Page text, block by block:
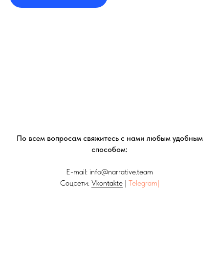
По всем вопросам свяжитесь с нами любым удобным
способом:
E-mail: info@narrative.team
Соцсети: Vkontakte| Telegram|